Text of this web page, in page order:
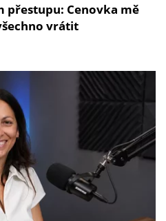
přestupu: Cenovka mě
vrátit